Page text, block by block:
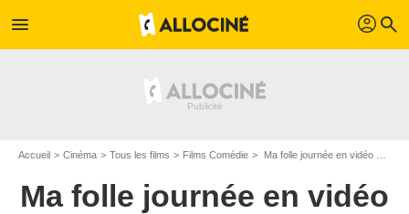
menu profil search
Accueil Cinéma Tous les films Films Comédie Ma folle journée en vidéo de Stephen Herek
Ma folle journée en vidéo